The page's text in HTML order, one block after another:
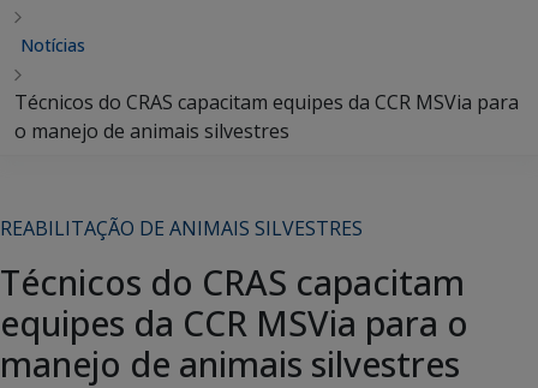
Notícias
Técnicos do CRAS capacitam equipes da CCR MSVia para
o manejo de animais silvestres
REABILITAÇÃO DE ANIMAIS SILVESTRES
Técnicos do CRAS capacitam
equipes da CCR MSVia para o
manejo de animais silvestres